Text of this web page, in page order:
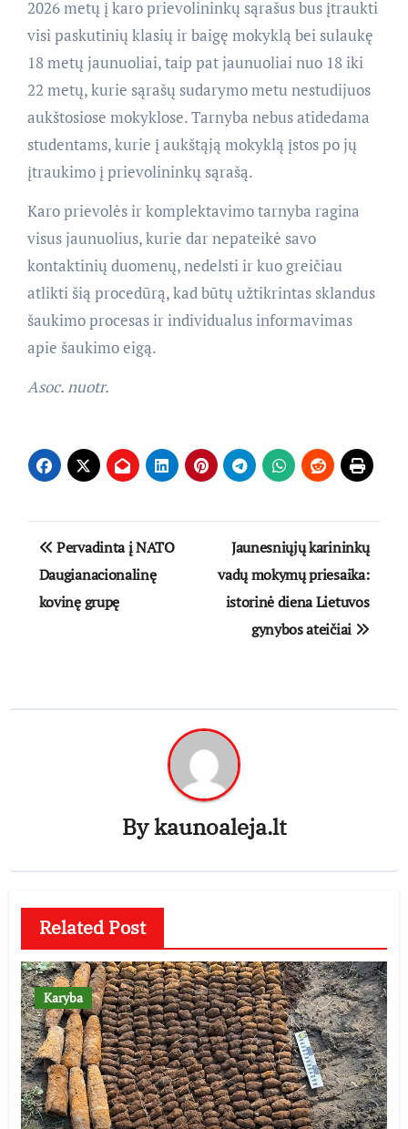
2026 metų į karo prievolininkų sąrašus bus įtraukti
visi paskutinių klasių ir baigę mokyklą bei sulaukę
18 metų jaunuoliai, taip pat jaunuoliai nuo 18 iki
22 metų, kurie sąrašų sudarymo metu nestudijuos
aukštosiose mokyklose. Tarnyba nebus atidedama
studentams, kurie į aukštąją mokyklą įstos po jų
įtraukimo į prievolininkų sąrašą.
Karo prievolės ir komplektavimo tarnyba ragina
visus jaunuolius, kurie dar nepateikė savo
kontaktinių duomenų, nedelsti ir kuo greičiau
atlikti šią procedūrą, kad būtų užtikrintas sklandus
šaukimo procesas ir individualus informavimas
apie šaukimo eigą.
Asoc. nuotr.
Navigacija
tarp
įrašų
Pervadinta į NATO
Daugianacionalinę
kovinę grupę
Jaunesniųjų karininkų
vadų mokymų priesaika:
istorinė diena Lietuvos
gynybos ateičiai
Bykaunoaleja.lt
Related Post
Karyba